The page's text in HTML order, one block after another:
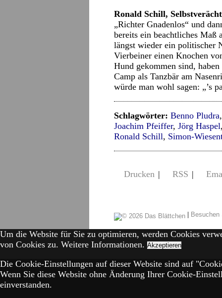
Ronald Schill,
„Richter Gnadenlos“ und
bereits ein beachtliches Maß
längst wieder ein politischer
Vierbeiner einen Knochen
Hund gekommen sind,
Camp als Tanzbär am
würde man wohl sagen: „’s
Schlagwörter: Benno Pludra
Joachim Pfeiffer, Jörg Haspel
Ronald Schill, Simon-
Drucken | RSS |
|
Um die Website für Sie zu optimieren, werden Cookies
von Cookies zu. Weitere Informationen. Akzeptieren
Die Cookie-Einstellungen auf dieser Website sind auf
Wenn Sie diese Website ohne Änderung Ihrer Cookie-
einverstanden.